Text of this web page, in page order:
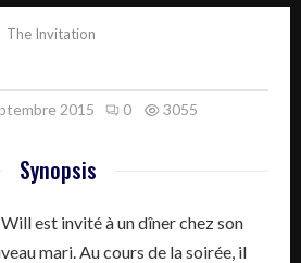
The Invitation
2015 0 3055
Synopsis
est invité à un dîner chez son
mari. Au cours de la soirée, il